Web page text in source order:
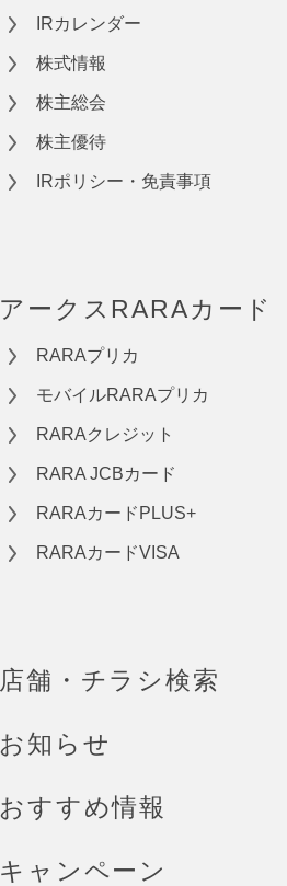
IRカレンダー
株式情報
株主総会
株主優待
IRポリシー・免責事項
アークスRARAカード
RARAプリカ
モバイルRARAプリカ
RARAクレジット
RARA JCBカード
RARAカードPLUS+
RARAカードVISA
店舗・チラシ検索
お知らせ
おすすめ情報
キャンペーン